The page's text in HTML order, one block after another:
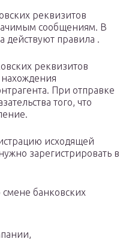
реквизитов
сообщениям. В
действуют правила .
реквизитов
При отправке
того, что
исходящей
зарегистрировать в
банковских